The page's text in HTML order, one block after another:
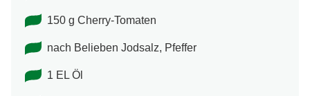
150 g Cherry-Tomaten
nach Belieben Jodsalz, Pfeffer
1 EL Öl